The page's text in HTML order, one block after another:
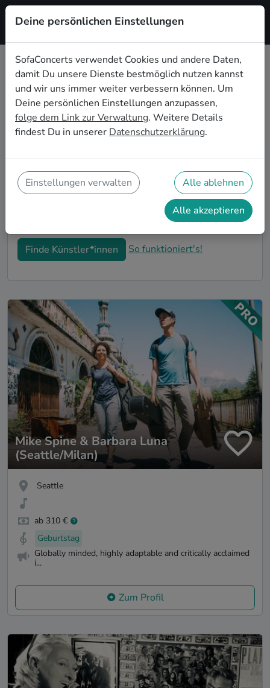
Registrieren
Country Live-Musik für den 30.
Geburtstag in Seattle
Schon wieder ist ein Jahrzehnt vergangen und Dein
nächster runder Geburtstag steht an? Ein Konzert ist
eine ganz besondere Art und Weise zu feiern. Ob
kleine Gartenparty oder Feier mit der ganzen
Nachbarschaft: Auf SofaConcerts findest Du tolle
Country Live-Acts, die perfekt zu Deiner 30.
Geburtstagsfeier in Seattle passen.
Finde Künstler*innen So funktioniert's!
Mike Spine & Barbara Luna
(Seattle/Milan)
Seattle
ab 310 €
Geburtstag
Globally minded, highly adaptable and critically acclaimed
i...
Zum Profil
Deine persönlichen Einstellungen
SofaConcerts verwendet Cookies und andere Daten,
damit Du unsere Dienste bestmöglich nutzen kannst
und wir uns immer weiter verbessern können. Um
Deine persönlichen Einstellungen anzupassen,
folge dem Link zur Verwaltung. Weitere Details
findest Du in unserer Datenschutzerklärung.
Einstellungen verwalten Alle ablehnen
Alle akzeptieren